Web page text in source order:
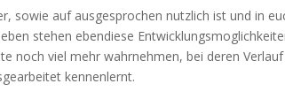
sowie auf ausgesprochen nutzlich ist und in
stehen ebendiese
noch viel mehr wahrnehmen, bei deren
kennenlernt.